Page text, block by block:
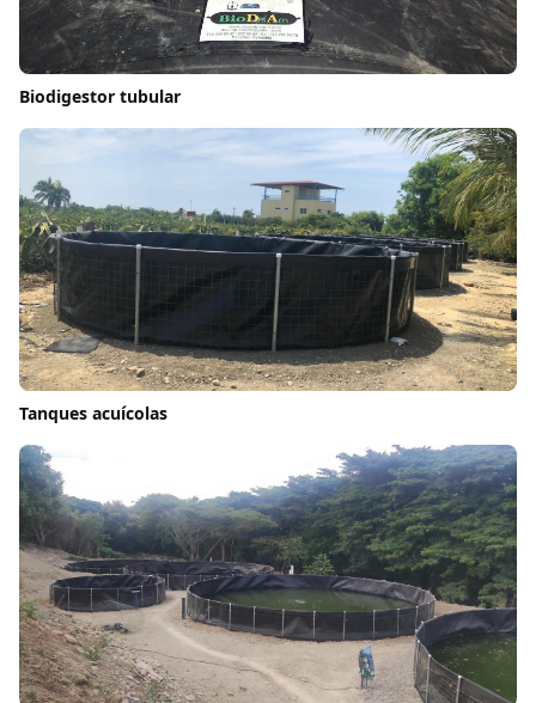
Biodigestor tubular
Tanques acuícolas